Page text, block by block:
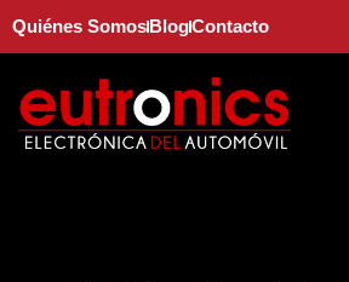
Quiénes SomosBlogContacto